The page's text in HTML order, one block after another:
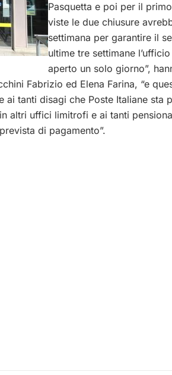
Pasquetta e poi per il
viste le due chiusure
settimana per garantire il
ultime tre settimane
aperto un solo giorno”,
Fabrizio ed Elena Farina, “e
ai tanti disagi che Poste Italiane sta
altri uffici limitrofi e ai tanti
di pagamento”.